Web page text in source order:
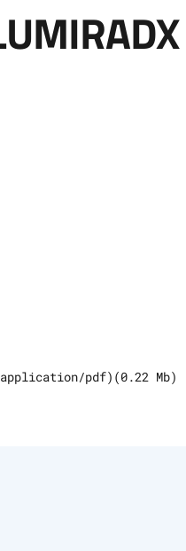
application/pdf) (0.22 Mb)